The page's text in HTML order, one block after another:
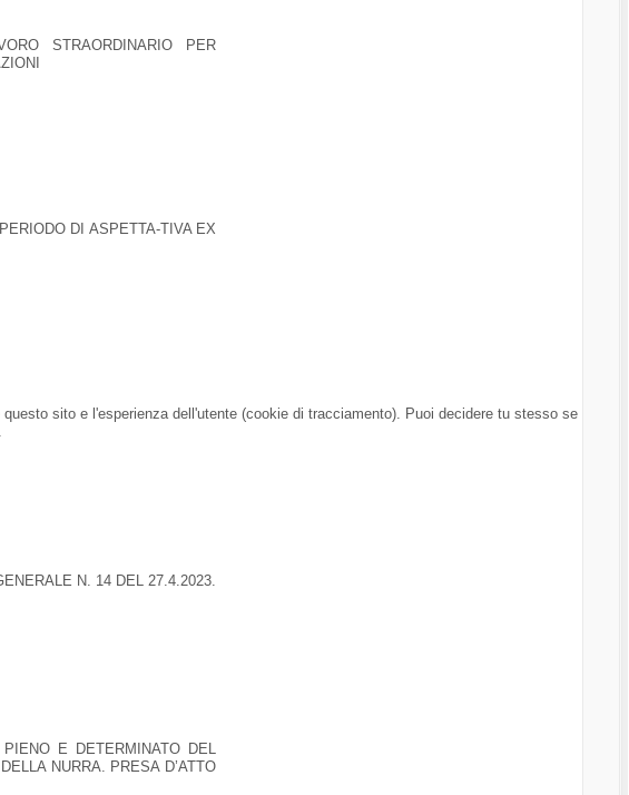
STRAORDINARIO PER
DI ASPETTA-TIVA EX
N. 14 DEL 27.4.2023.
E DETERMINATO DEL
NURRA. PRESA D’ATTO
sito e l'esperienza dell'utente (cookie di tracciamento). Puoi decidere tu stesso se